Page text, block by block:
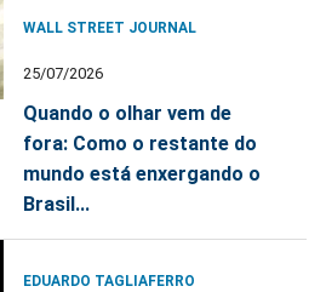
WALL STREET JOURNAL
25/07/2026
Quando o olhar vem de
fora: Como o restante do
mundo está enxergando o
Brasil...
EDUARDO TAGLIAFERRO